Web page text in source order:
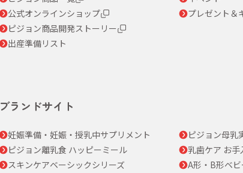
公式オンラインショップ
ピジョン商品開発ストーリー
出産準備リスト
プレゼント＆
ブランドサイト
妊娠準備・妊娠・授乳中サプリメント ピジョン母乳
ピジョン離乳食 ハッピーミール
乳歯ケア お
スキンケアベーシックシリーズ
A形・B形ベビ